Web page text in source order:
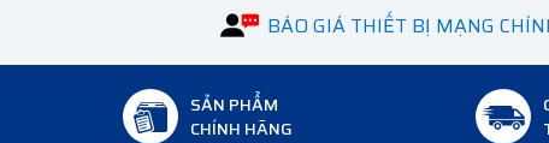
BÁO GIÁ THIẾT BỊ MẠNG
SẢN PHẨM
CHÍNH HÃNG